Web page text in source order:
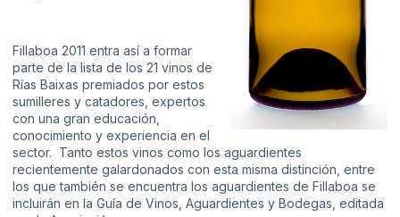
Fillaboa 2011 entra así a formar
parte de la lista de los 21 vinos de
Rías Baixas premiados por estos
sumilleres y catadores, expertos
con una gran educación,
conocimiento y experiencia en el
sector. Tanto estos vinos como los aguardientes
recientemente galardonados con esta misma distinción, entre
los que también se encuentra los aguardientes de Fillaboa se
incluirán en la Guía de Vinos, Aguardientes y Bodegas, editada